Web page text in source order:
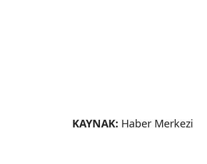
KAYNAK: Haber Merkezi